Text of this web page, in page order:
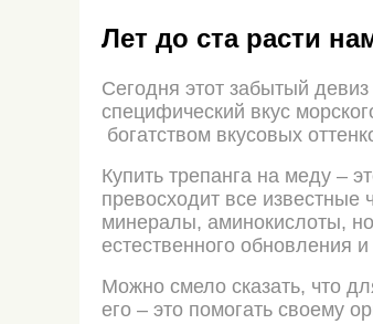
Лет до ста расти
Сегодня этот забытый
специфический вкус
богатством вкусовых
Купить трепанга на меду –
превосходит все известные
минералы, аминокислоты,
естественного обновления
Можно смело сказать, что
его – это помогать своему